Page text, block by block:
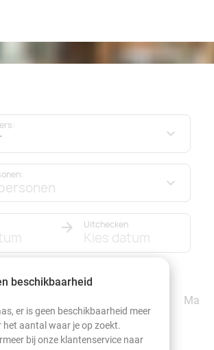
Uitchecken
Kies datum
september 2026
1 2 3 4 5
Ma
beschikbaarheid
er is geen beschikbaarheid meer
het aantal waar je op zoekt.
bij onze klantenservice naar